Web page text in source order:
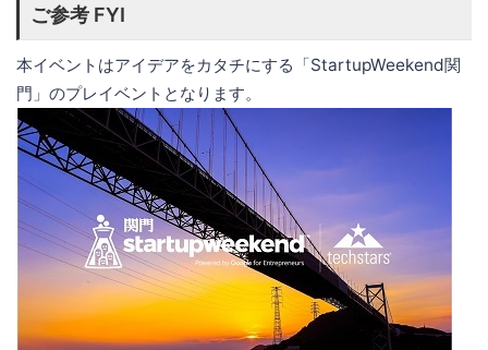
ご参考 FYI
本イベントはアイデアをカタチにする「StartupWeekend関
門」のプレイベントとなります。